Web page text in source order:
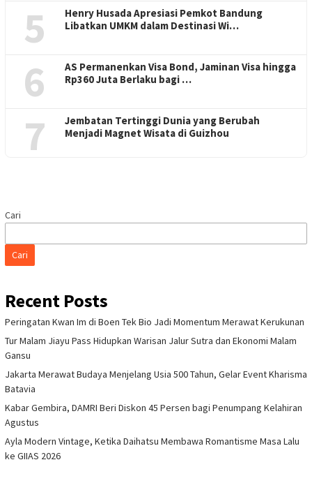
5
Henry Husada Apresiasi Pemkot Bandung
Libatkan UMKM dalam Destinasi Wi…
6
AS Permanenkan Visa Bond, Jaminan Visa hingga
Rp360 Juta Berlaku bagi …
7
Jembatan Tertinggi Dunia yang Berubah
Menjadi Magnet Wisata di Guizhou
Cari
Cari
Recent Posts
Peringatan Kwan Im di Boen Tek Bio Jadi Momentum Merawat Kerukunan
Tur Malam Jiayu Pass Hidupkan Warisan Jalur Sutra dan Ekonomi Malam
Gansu
Jakarta Merawat Budaya Menjelang Usia 500 Tahun, Gelar Event Kharisma
Batavia
Kabar Gembira, DAMRI Beri Diskon 45 Persen bagi Penumpang Kelahiran
Agustus
Ayla Modern Vintage, Ketika Daihatsu Membawa Romantisme Masa Lalu
ke GIIAS 2026